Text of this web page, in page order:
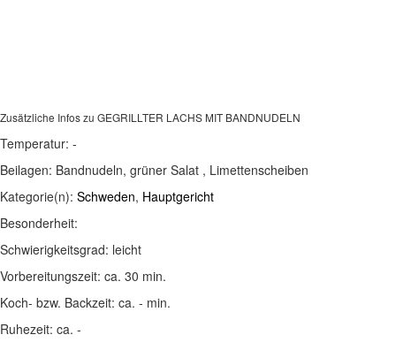
Zusätzliche Infos zu GEGRILLTER LACHS MIT BANDNUDELN
Temperatur: -
Beilagen: Bandnudeln, grüner Salat , Limettenscheiben
Kategorie(n): Schweden, Hauptgericht
Besonderheit:
Schwierigkeitsgrad: leicht
Vorbereitungszeit: ca. 30 min.
Koch- bzw. Backzeit: ca. - min.
Ruhezeit: ca. -